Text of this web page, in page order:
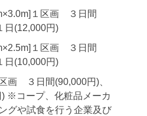
１区画 ３日間
日(12,000円)
１区画 ３日間
日(10,000円)
画 ３日間(90,000円)、
) ※コープ、化粧品メーカ
グや試食を行う企業及び